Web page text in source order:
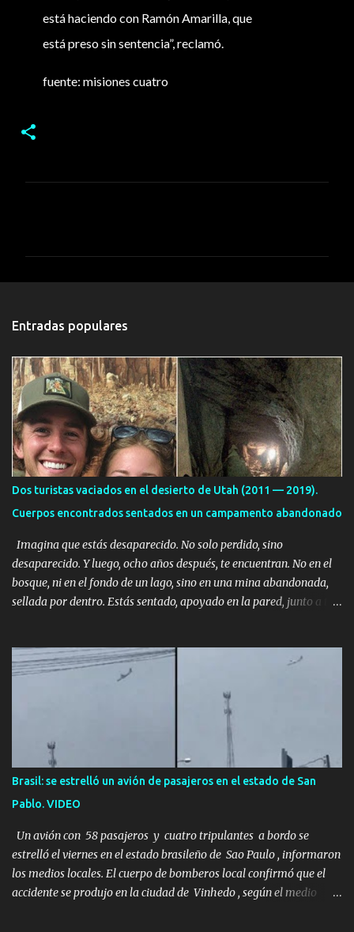
está haciendo con Ramón Amarilla, que
está preso sin sentencia”, reclamó.
fuente: misiones cuatro
t
r
i
o
s
Entradas populares
Dos turistas vaciados en el desierto de Utah (2011 — 2019).
Cuerpos encontrados sentados en un campamento abandonado
Imagina que estás desaparecido. No solo perdido, sino
desaparecido. Y luego, ocho años después, te encuentran. No en el
bosque, ni en el fondo de un lago, sino en una mina abandonada,
sellada por dentro. Estás sentado, apoyado en la pared, junto a tu
una historia de monstruos de película. Esta es la historia real de
Sarah y Andrew. Es la historia de cómo un viaje de tres días al
desierto se convirtió en un misterio de ocho años, cuya respuesta
resultó ser más aterradora de lo que nadie podría haber
una pareja normal de Colorado. Ella tenía 26 años. Él, 28. No eran
aficionados a los deportes extremos ni expertos en supervivencia.
Eran simplemente dos personas que se amaban y querían pasar
un fin de semana lejos de la ciudad. Su plan era de lo más sencillo.
Tomar su viejo pero confiable auto, con...
Brasil: se estrelló un avión de pasajeros en el estado de San
Pablo. VIDEO
Un avión con 58 pasajeros y cuatro tripulantes a bordo se
estrelló el viernes en el estado brasileño de Sao Paulo , informaron
los medios locales. El cuerpo de bomberos local confirmó que el
accidente se produjo en la ciudad de Vinhedo , según el medio